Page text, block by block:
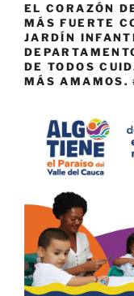
EL CORAZÓN
MÁS FUERTE
JARDÍN
DE TODOS
MÁS AMAMOS.